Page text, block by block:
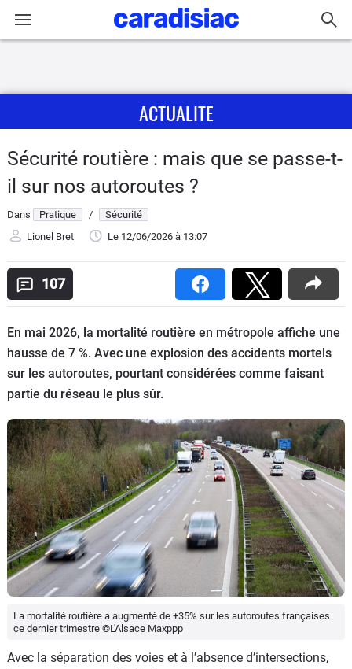
Actu
Essais
Guide
Electriques
Utilitaires
Flottes
Auto
Services
Forum
Moto
Marques
ACTUALITE
Sécurité routière : mais que se passe-t-
il sur nos autoroutes ?
Dans Pratique /
Sécurité
Lionel Bret
Le 12/06/2026 à 13:07
107
En mai 2026, la mortalité routière en métropole affiche une
hausse de 7 %. Avec une explosion des accidents mortels
sur les autoroutes, pourtant considérées comme faisant
partie du réseau le plus sûr.
La mortalité routière a augmenté de +35% sur les autoroutes françaises
ce dernier trimestre ©L'Alsace Maxppp
Avec la séparation des voies et à l’absence d’intersections,